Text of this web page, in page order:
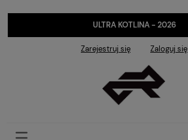
ULTRA KOTLINA - 2026
Zarejestruj się Zaloguj się